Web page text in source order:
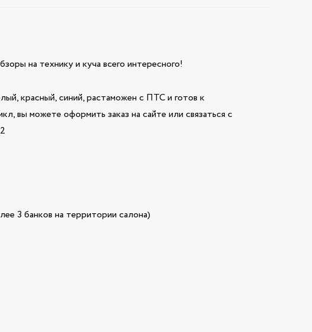
на технику и куча всего интересного!
красный, синий, растаможен с ПТС и готов к
вы можете оформить заказ на сайте или связаться с
3 банков на территории салона)